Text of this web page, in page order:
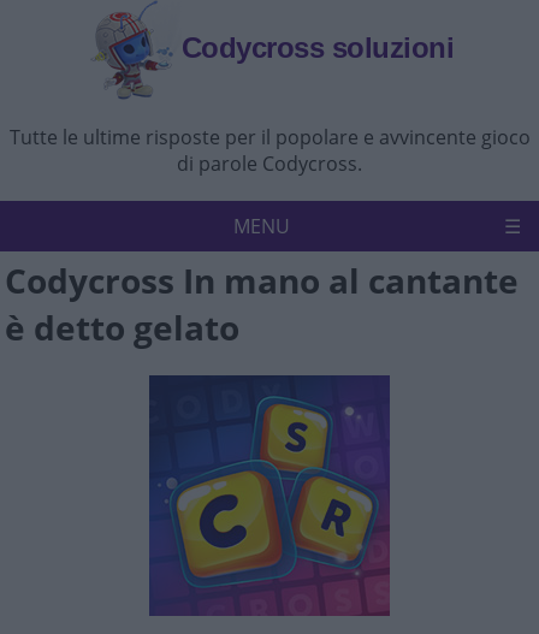
Codycross soluzioni
Tutte le ultime risposte per il popolare e avvincente gioco
di parole Codycross.
MENU
Codycross Politica sulla riservatezza
Disconoscimento
Codycross In mano al cantante
è detto gelato